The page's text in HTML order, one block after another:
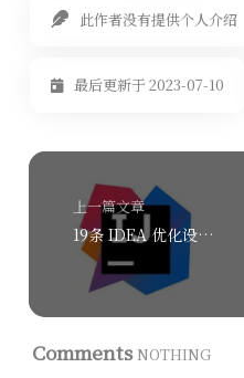
此作者没有提供个人介绍
最后更新于 2023-07-10
上一篇文章
19条 IDEA 优化设置技巧
Comments NOTHING